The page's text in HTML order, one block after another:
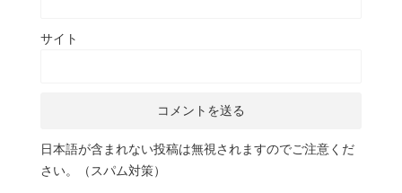
サイト
日本語が含まれない投稿は無視されますのでご注意くだ
さい。（スパム対策）